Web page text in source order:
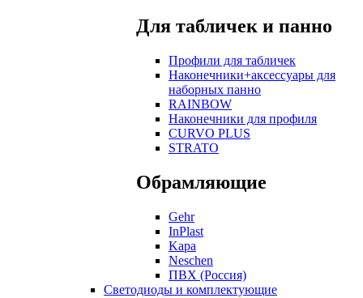
Для табличек и панно
Профили для табличек
Наконечники+аксессуары для
наборных панно
RAINBOW
Наконечники для профиля
CURVO PLUS
STRATO
Обрамляющие
Gehr
InPlast
Kapa
Neschen
ПВХ (Россия)
Светодиоды и комплектующие